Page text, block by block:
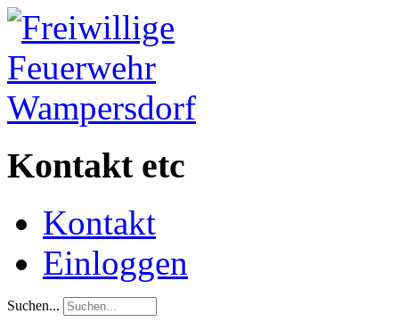
Kontakt etc
Kontakt
Einloggen
Suchen...